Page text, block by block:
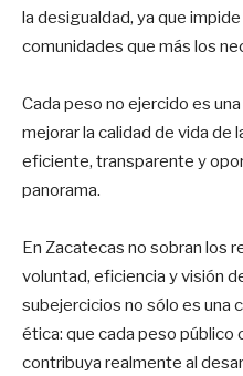
la desigualdad, ya que
comunidades que más los
Cada peso no ejercido es
mejorar la calidad de vida de
eficiente, transparente y
panorama.
En Zacatecas no sobran los
voluntad, eficiencia y visión
subejercicios no sólo es una
ética: que cada peso público
contribuya realmente al